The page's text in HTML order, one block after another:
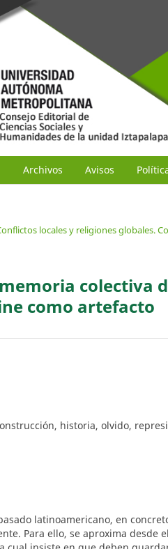
Archivos Avisos
locales y religiones globales.
colectiva
como artefacto
historia, olvido,
latinoamericano, en
Para ello, se aproxima desde el